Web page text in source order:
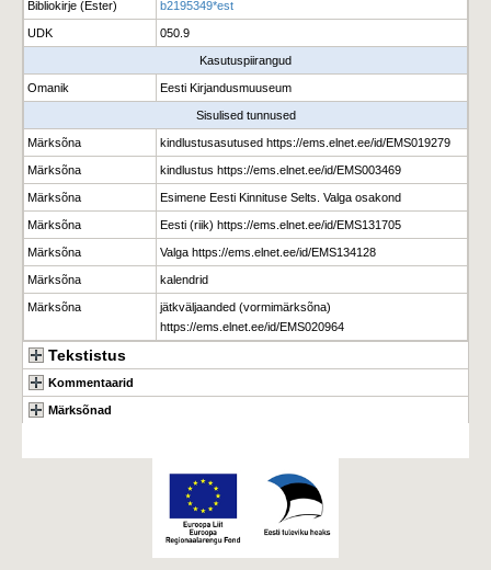
Bibliokirje (Ester) b2195349*est
UDK 050.9
Kasutuspiirangud
Omanik Eesti Kirjandusmuuseum
Sisulised tunnused
Märksõna kindlustusasutused https://ems.elnet.ee/id/EMS019279
Märksõna kindlustus https://ems.elnet.ee/id/EMS003469
Märksõna Esimene Eesti Kinnituse Selts. Valga osakond
Märksõna Eesti (riik) https://ems.elnet.ee/id/EMS131705
Märksõna Valga https://ems.elnet.ee/id/EMS134128
Märksõna kalendrid
Märksõna
jätkväljaanded (vormimärksõna)
https://ems.elnet.ee/id/EMS020964
Tekstistus
Kommentaarid
Märksõnad